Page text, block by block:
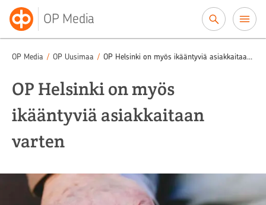
OP Media
OP Media / OP Uusimaa / OP Helsinki on myös ikääntyviä asiakkaitaan varten
OP Helsinki on myös
ikääntyviä asiakkaitaan
varten